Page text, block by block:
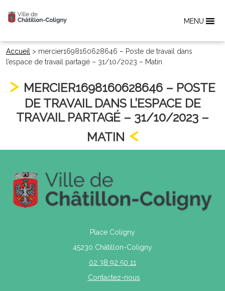
MENU
Accueil > mercier1698160628646 – Poste de travail dans
l’espace de travail partagé – 31/10/2023 – Matin
MERCIER1698160628646 – POSTE
DE TRAVAIL DANS L’ESPACE DE
TRAVAIL PARTAGÉ – 31/10/2023 –
MATIN
Place Coligny
45230 Châtillon-Coligny
02 38 92 50 11
Contactez-nous